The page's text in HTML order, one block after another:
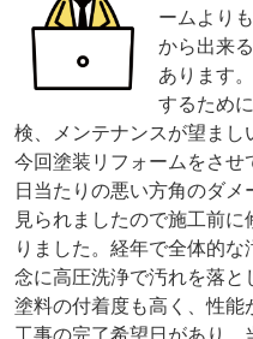
ームより
から出来
あります
するため
検、メンテナンスが望まし
今回塗装リフォームをさせ
日当たりの悪い方角のダ
見られましたので施工前
りました。経年で全体的
念に高圧洗浄で汚れを落
塗料の付着度も高く、性能
工事の完了希望日があり、